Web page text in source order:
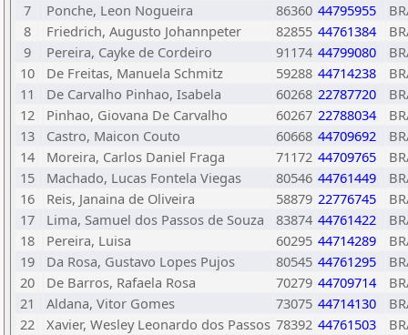
7
Ponche, Leon Nogueira 86360 44795955
8
Friedrich, Augusto Johannpeter 82855 44761384
9
Pereira, Cayke de Cordeiro 91174 44799080
10
De Freitas, Manuela Schmitz 59288 44714238
11
De Carvalho Pinhao, Isabela 60268 22787720
12
Pinhao, Giovana De Carvalho 60267 22788034
13
Castro, Maicon Couto 60668 44709692
14
Moreira, Carlos Daniel Fraga 71172 44709765
15
Machado, Lucas Fontela Viegas 80546 44761449
16
Reis, Janaina de Oliveira 58879 22776745
17
Lima, Samuel dos Passos de Souza 83874 44761422
18
Pereira, Luisa 60295 44714289
19
Da Rosa, Gustavo Lopes Pujos 80545 44761295
20
De Barros, Rafaela Rosa 70279 44709714
21
Aldana, Vitor Gomes 73075 44714130
22
Xavier, Wesley Leonardo dos Passos 78392 44761503